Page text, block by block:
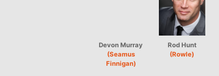
Devon Murray
(Seamus
Finnigan)
Rod Hunt
(Rowle)